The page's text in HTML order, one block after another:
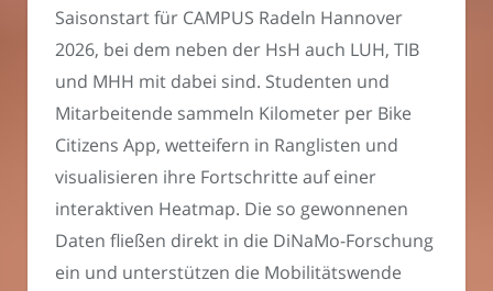
Saisonstart für CAMPUS Radeln Hannover
2026, bei dem neben der HsH auch LUH, TIB
und MHH mit dabei sind. Studenten und
Mitarbeitende sammeln Kilometer per Bike
Citizens App, wetteifern in Ranglisten und
visualisieren ihre Fortschritte auf einer
interaktiven Heatmap. Die so gewonnenen
Daten fließen direkt in die DiNaMo-Forschung
ein und unterstützen die Mobilitätswende